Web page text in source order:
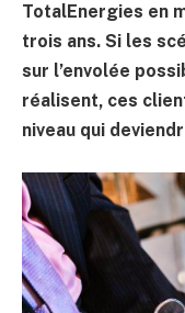
TotalEnergies en
trois ans. Si les
sur l’envolée
réalisent, ces
niveau qui